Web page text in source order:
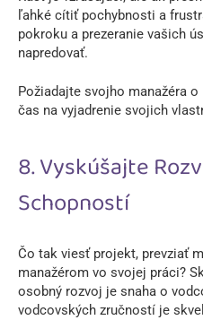
ľahké cítiť pochybnosti a
pokroku a prezeranie vašich
napredovať.
Požiadajte svojho manažéra
čas na vyjadrenie svojich
8. Vyskúšajte
Schopností
Čo tak viesť projekt, prevziať
manažérom vo svojej práci?
osobný rozvoj je snaha o
vodcovských zručností je